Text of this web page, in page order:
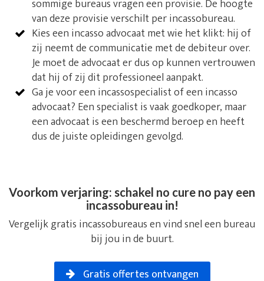
sommige bureaus vragen een provisie. De hoogte
van deze provisie verschilt per incassobureau.
Kies een incasso advocaat met wie het klikt: hij of
zij neemt de communicatie met de debiteur over.
Je moet de advocaat er dus op kunnen vertrouwen
dat hij of zij dit professioneel aanpakt.
Ga je voor een incassospecialist of een incasso
advocaat? Een specialist is vaak goedkoper, maar
een advocaat is een beschermd beroep en heeft
dus de juiste opleidingen gevolgd.
Voorkom verjaring: schakel no cure no pay een
incassobureau in!
Vergelijk gratis incassobureaus en vind snel een bureau
bij jou in de buurt.
Gratis offertes ontvangen